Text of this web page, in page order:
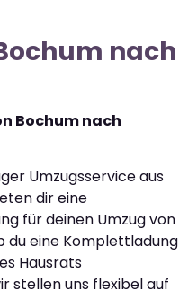
nach
Bochum nach
Umzugsservice aus
dir eine
für deinen Umzug von
du eine Komplettladung
Hausrats
stellen uns flexibel auf